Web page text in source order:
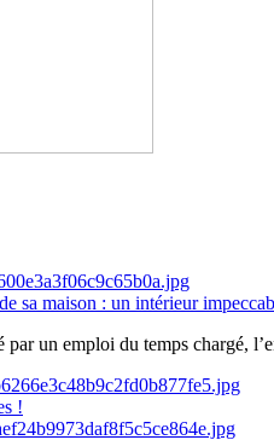
sa maison : un intérieur
un emploi du temps chargé,
!